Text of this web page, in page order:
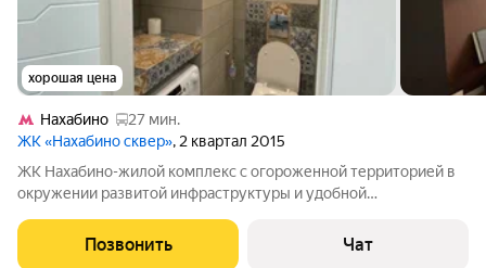
хорошая цена
Нахабино
27 мин.
ЖК «Нахабино сквер», 2 квартал 2015
ЖК Нахабино-жилой комплекс с огороженной территорией в
окружении развитой инфраструктуры и удобной
распашонка. Просторная кухня-гостиная и изолированная
спальня. Встроенный кухонный гарнитур,
Позвонить Чат